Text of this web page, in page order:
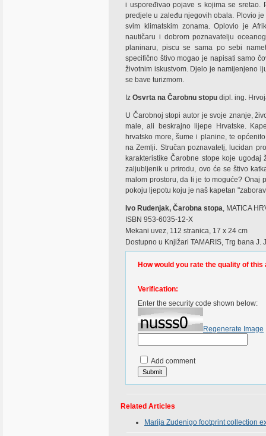
i uspoređivao pojave s kojima se sretao.
predjele u zaleđu njegovih obala. Plovio
svim klimatskim zonama. Oplovio je
nautičaru i dobrom poznavatelju
planinaru, piscu se sama po sebi
specifično štivo mogao je napisati samo
životnim iskustvom. Djelo je namijenjeno
se bave turizmom.
Iz Osvrta na Čarobnu stopu dipl. ing.
U Čarobnoj stopi autor je svoje znanje,
male, ali beskrajno lijepe Hrvatske.
hrvatsko more, šume i planine, te
na Zemlji. Stručan poznavatelj, lucidan
karakteristike Čarobne stope koje
zaljubljenik u prirodu, ovo će se štivo
malom prostoru, da li je to moguće? Onaj
pokoju ljepotu koju je naš kapetan
Ivo Rudenjak, Čarobna stopa, MATICA
ISBN 953-6035-12-X
Mekani uvez, 112 stranica, 17 x 24 cm
Dostupno u Knjižari TAMARIS, Trg bana
How would you rate the quality of this
Verification:
Enter the security code shown below:
Regenerate Image
Add comment
Related Articles
Marija Zudenigo footprint collection